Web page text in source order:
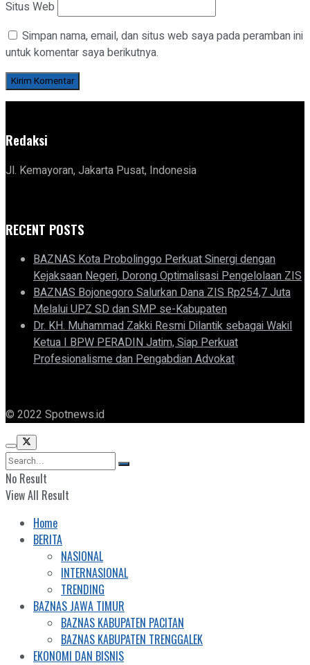
Situs Web
Simpan nama, email, dan situs web saya pada peramban ini
untuk komentar saya berikutnya.
Redaksi
Jl. Kemayoran, Jakarta Pusat, Indonesia
RECENT POSTS
BAZNAS Kota Probolinggo Perkuat Sinergi dengan
Kejaksaan Negeri, Dorong Optimalisasi Pengelolaan ZIS
BAZNAS Bojonegoro Salurkan Dana ZIS Rp254,7 Juta
Melalui UPZ SD dan SMP se-Kabupaten
Dr. KH. Muhammad Zakki Resmi Dilantik sebagai Wakil
Ketua I BPW PERADIN Jatim, Siap Perkuat
Profesionalisme dan Pengabdian Advokat
© 2022 Spotnews.id
No Result
View All Result
Home
BERITA
NASIONAL
INTERNASIONAL
TRENDING
BAZNAS JAWA TIMUR
BAZNAS KABUPATEN PACITAN
BAZNAS KABUPATEN TRENGGALEK
EKONOMI DAN BISNIS